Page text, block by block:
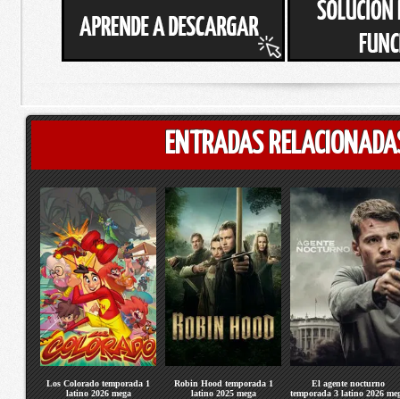
ENTRADAS
Los Colorado temporada 1
latino 2026 mega
Robin Hood temporada 1
latino 2025 mega
El agente nocturno
temporada 3 latino 2026